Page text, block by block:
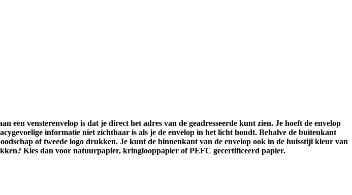
vensterenvelop is dat je direct het adres van de geadresseerde kunt zien. Je hoeft de envelop
informatie niet zichtbaar is als je de envelop in het licht houdt. Behalve de buitenkant
of tweede logo drukken. Je kunt de binnenkant van de envelop ook in de huisstijl kleur van
Kies dan voor natuurpapier, kringlooppapier of PEFC gecertificeerd papier.